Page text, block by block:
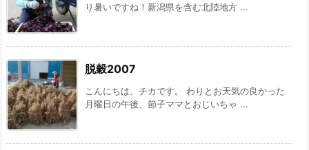
り暑いですね！新潟県を含む北陸地方 ...
脱穀2007
こんにちは。チカです。 わりとお天気の良かった
月曜日の午後、節子ママとおじいちゃ ...